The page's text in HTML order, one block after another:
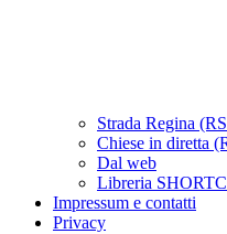
Strada Regina
Chiese in diretta
Dal web
Libreria
Impressum e contatti
Privacy